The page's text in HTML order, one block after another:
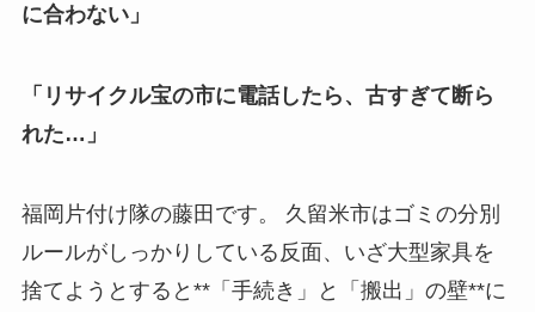
に合わない」
「リサイクル宝の市に電話したら、古すぎて断ら
れた…」
福岡片付け隊の藤田です。 久留米市はゴミの分別
ルールがしっかりしている反面、いざ大型家具を
捨てようとすると**「手続き」と「搬出」の壁**に